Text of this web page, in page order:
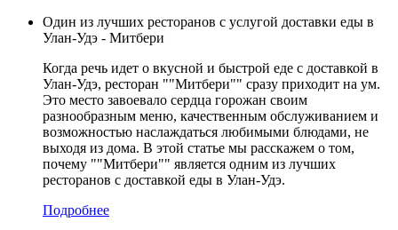
Один из лучших ресторанов с услугой доставки еды в
Улан-Удэ - Митбери
Когда речь идет о вкусной и быстрой еде с доставкой в
Улан-Удэ, ресторан ""Митбери"" сразу приходит на ум.
Это место завоевало сердца горожан своим
разнообразным меню, качественным обслуживанием и
возможностью наслаждаться любимыми блюдами, не
выходя из дома. В этой статье мы расскажем о том,
почему ""Митбери"" является одним из лучших
ресторанов с доставкой еды в Улан-Удэ.
Подробнее